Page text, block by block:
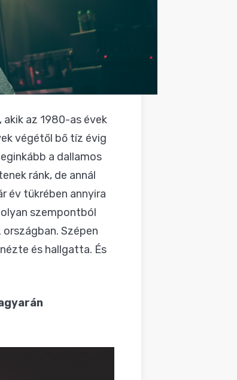
, akik az 1980-as évek
végétől bő tíz évig
a dallamos
ránk, de annál
év tükrében annyira
szempontból
Szépen
és hallgatta. És